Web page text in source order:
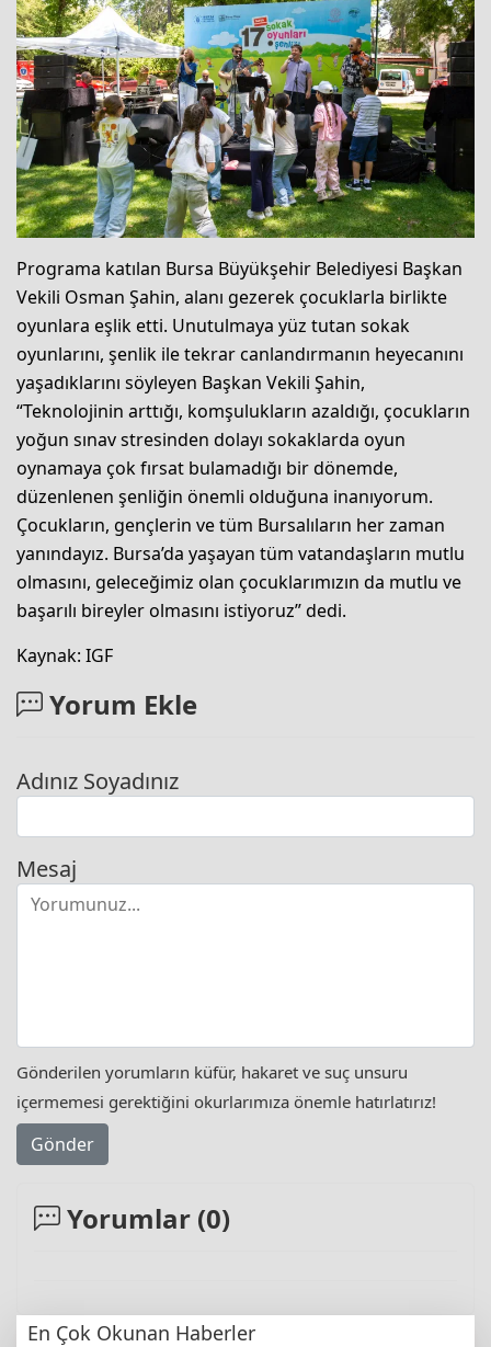
Programa katılan Bursa Büyükşehir Belediyesi Başkan
Vekili Osman Şahin, alanı gezerek çocuklarla birlikte
oyunlara eşlik etti. Unutulmaya yüz tutan sokak
oyunlarını, şenlik ile tekrar canlandırmanın heyecanını
yaşadıklarını söyleyen Başkan Vekili Şahin,
“Teknolojinin arttığı, komşulukların azaldığı, çocukların
yoğun sınav stresinden dolayı sokaklarda oyun
oynamaya çok fırsat bulamadığı bir dönemde,
düzenlenen şenliğin önemli olduğuna inanıyorum.
Çocukların, gençlerin ve tüm Bursalıların her zaman
yanındayız. Bursa’da yaşayan tüm vatandaşların mutlu
olmasını, geleceğimiz olan çocuklarımızın da mutlu ve
başarılı bireyler olmasını istiyoruz” dedi.
Kaynak: IGF
Yorum Ekle
Adınız Soyadınız
Mesaj
Gönderilen yorumların küfür, hakaret ve suç unsuru
içermemesi gerektiğini okurlarımıza önemle hatırlatırız!
Gönder
Yorumlar (0)
En Çok Okunan Haberler